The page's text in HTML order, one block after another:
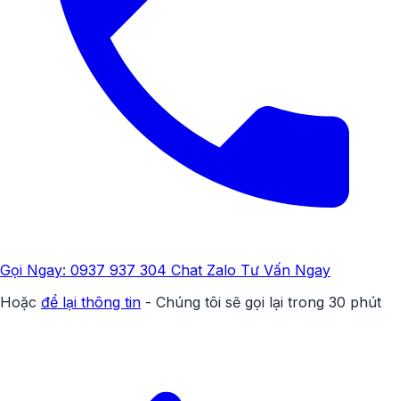
Gọi Ngay: 0937 937 304 Chat Zalo Tư Vấn Ngay
Hoặc để lại thông tin - Chúng tôi sẽ gọi lại trong 30 phút